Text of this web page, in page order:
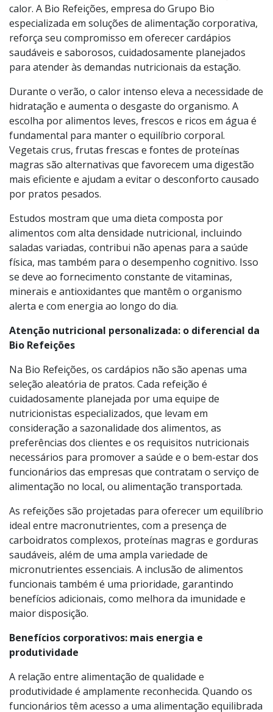
Com a chegada das altas temperaturas do verão, torna-
se imprescindível adotar uma alimentação equilibrada e
adequada para enfrentar os desafios impostos pelo
calor. A Bio Refeições, empresa do Grupo Bio
especializada em soluções de alimentação corporativa,
saudáveis e saborosos, cuidadosamente planejados
para atender às demandas nutricionais da estação.
Durante o verão, o calor intenso eleva a necessidade de
hidratação e aumenta o desgaste do organismo. A
escolha por alimentos leves, frescos e ricos em água é
fundamental para manter o equilíbrio corporal.
Vegetais crus, frutas frescas e fontes de proteínas
mais eficiente e ajudam a evitar o desconforto causado
por pratos pesados.
Estudos mostram que uma dieta composta por
alimentos com alta densidade nutricional, incluindo
saladas variadas, contribui não apenas para a saúde
física, mas também para o desempenho cognitivo. Isso
minerais e antioxidantes que mantêm o organismo
alerta e com energia ao longo do dia.
Atenção nutricional personalizada: o diferencial da
Bio Refeições
Na Bio Refeições, os cardápios não são apenas uma
seleção aleatória de pratos. Cada refeição é
cuidadosamente planejada por uma equipe de
nutricionistas especializados, que levam em
consideração a sazonalidade dos alimentos, as
preferências dos clientes e os requisitos nutricionais
funcionários das empresas que contratam o serviço de
alimentação no local, ou alimentação transportada.
As refeições são projetadas para oferecer um equilíbrio
ideal entre macronutrientes, com a presença de
carboidratos complexos, proteínas magras e gorduras
saudáveis, além de uma ampla variedade de
micronutrientes essenciais. A inclusão de alimentos
benefícios adicionais, como melhora da imunidade e
maior disposição.
Benefícios corporativos: mais energia e
produtividade